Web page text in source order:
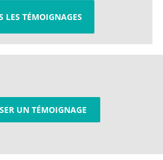
LES TÉMOIGNAGES
UN TÉMOIGNAGE